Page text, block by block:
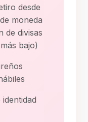
desde
moneda
de divisas
bajo)